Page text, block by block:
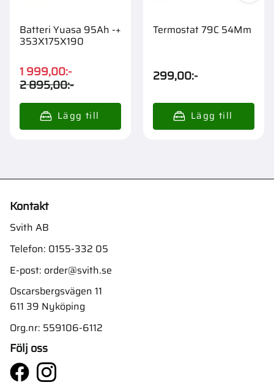
Batteri Yuasa 95Ah -+
353X175X190
1 999,00:-
2 895,00:-
Termostat 79C 54Mm
299,00:-
Kontakt
Svith AB
Telefon: 0155-332 05
E-post: order@svith.se
Oscarsbergsvägen 11
611 39 Nyköping
Org.nr: 559106-6112
Följ oss